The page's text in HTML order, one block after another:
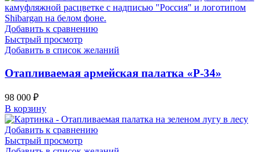
Добавить к сравнению
Быстрый просмотр
Добавить в список желаний
Отапливаемая армейская палатка «Р-34»
98 000 ₽
В корзину
Добавить к сравнению
Быстрый просмотр